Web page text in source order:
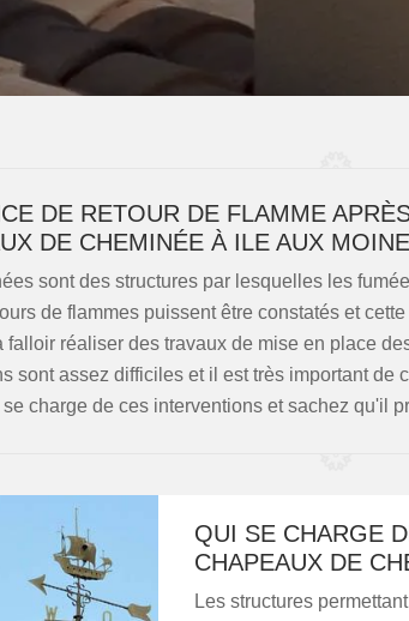
DE RETOUR DE FLAMME
DE CHEMINÉE À ILE AUX
sont des structures par lesquelles les
de flammes puissent être constatés et
falloir réaliser des travaux de mise en place
sont assez difficiles et il est très important de
charge de ces interventions et sachez qu'il
QUI SE CHARGE
CHAPEAUX DE
Les structures